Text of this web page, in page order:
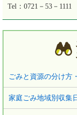
Tel：0721－53－1111
ごみと資源の分け方
家庭ごみ地域別収集